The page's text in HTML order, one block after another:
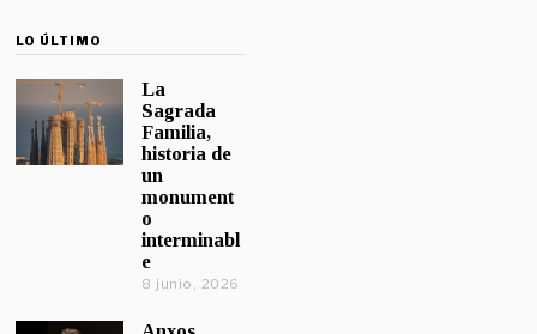
LO ÚLTIMO
La
Sagrada
Familia,
historia de
un
monument
o
interminabl
e
8 junio, 2026